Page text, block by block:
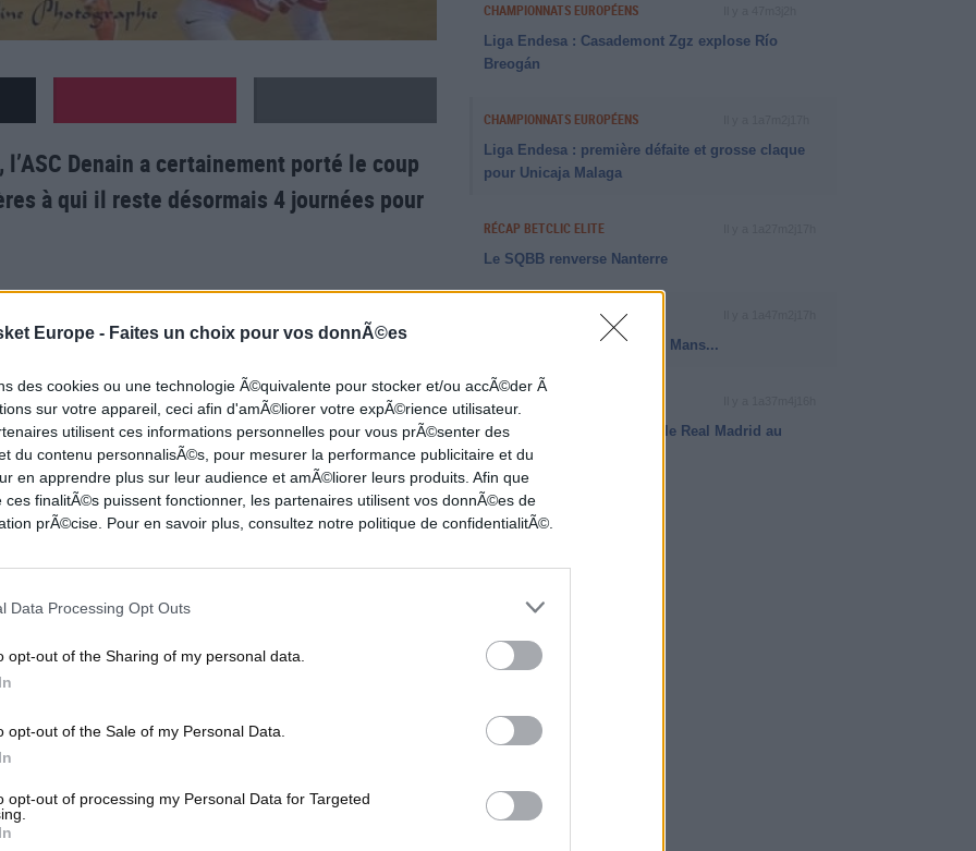
Europe - Faites un choix pour vos donnÃ©es
des cookies ou une technologie Ã©quivalente pour stocker et/ou accÃ©der Ã
sur votre appareil, ceci afin d'amÃ©liorer votre expÃ©rience utilisateur.
utilisent ces informations personnelles pour vous prÃ©senter des
du contenu personnalisÃ©s, pour mesurer la performance publicitaire et du
en apprendre plus sur leur audience et amÃ©liorer leurs produits. Afin que
ces finalitÃ©s puissent fonctionner, les partenaires utilisent vos donnÃ©es de
prÃ©cise. Pour en savoir plus, consultez notre politique de confidentialitÃ©.
Data Processing Opt Outs
opt-out of the Sharing of my personal data.
opt-out of the Sale of my Personal Data.
opt-out of processing my Personal Data for Targeted
Denain a certainement porté le coup
à qui il reste désormais 4 journées pour
c’est vrai, les chiffres parlent mais la grosse
Rémy Valin(107-63) a tout de même mis la tête
leurs adversaires lors du dernier quart, les
leur mission… inscrivant seulement 27 pts
à la pause, c’est au retour des vestiaires que
36-13 en 10 minutes !
l’éval avec 23 au bout du compte (18 pts pour le
les Denaisiens s’envolent avec 129. En
Valin à Evreux, tente de sauver les meubles
pts), 14 pts pour
a annoncé des licenciements de trois de ses
CHAMPIONNATS EUROPÉENS
Liga Endesa : Casademont Zgz explose Río
Breogán
CHAMPIONNATS EUROPÉENS
Liga Endesa : première défaite et grosse claque
pour Unicaja Malaga
RÉCAP BETCLIC ELITE
Le SQBB renverse Nanterre
RÉCAP BETCLIC ELITE
La JDA Dijon à plat face au Mans...
Le Maccabi Tel-Aviv étrille le Real Madrid au
buzzer